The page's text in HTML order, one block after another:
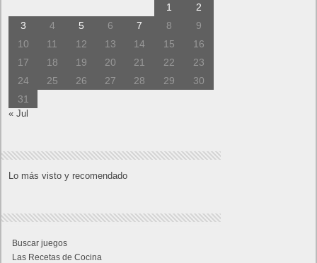
1
2
3
4 5 6 7 8
9
10
11 12 13 14 15
16
17
18 19 20 21 22
23
24
25 26 27 28 29
30
31
« Jul
Lo más visto y recomendado
Buscar juegos
Las Recetas de Cocina